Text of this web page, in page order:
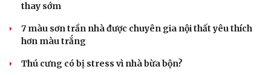
thay sớm
7 màu sơn trần nhà được chuyên gia nội thất yêu thích
hơn màu trắng
Thú cưng có bị stress vì nhà bừa bộn?